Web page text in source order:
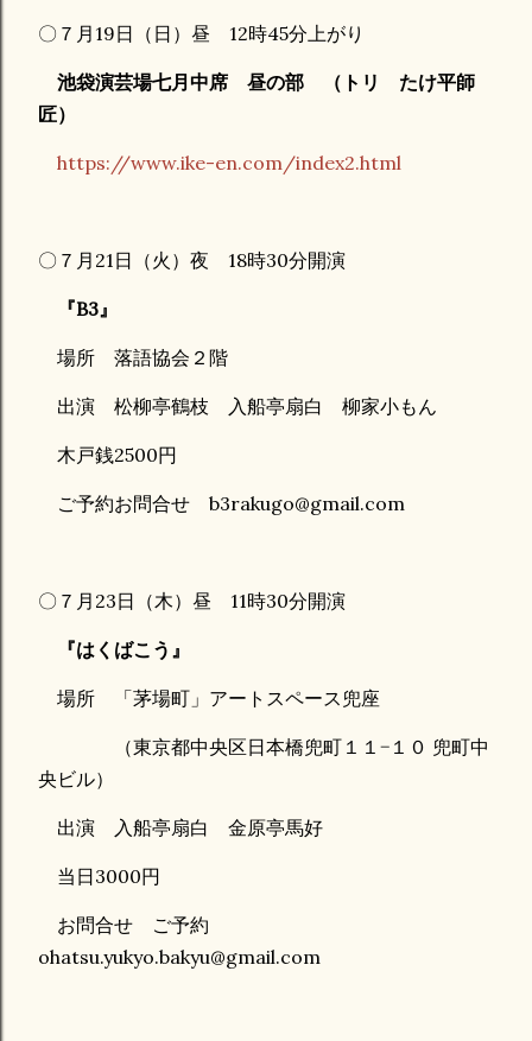
〇７月19日（日）昼 12時45分上がり
池袋演芸場七月中席 昼の部 （トリ たけ平師
匠）
https://www.ike-en.com/index2.html
〇７月21日（火）夜 18時30分開演
『B3』
場所 落語協会２階
出演 松柳亭鶴枝 入船亭扇白 柳家小もん
木戸銭2500円
ご予約お問合せ b3rakugo@gmail.com
〇７月23日（木）昼 11時30分開演
『はくばこう』
場所 「茅場町」アートスペース兜座
（東京都中央区日本橋兜町１１−１０ 兜町中
央ビル）
出演 入船亭扇白 金原亭馬好
当日3000円
お問合せ ご予約
ohatsu.yukyo.bakyu@gmail.com